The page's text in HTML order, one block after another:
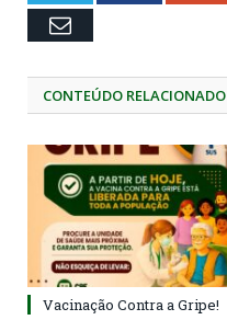
Email
CONTEÚDO RELACIONADO
Vacinação Contra a Gripe!